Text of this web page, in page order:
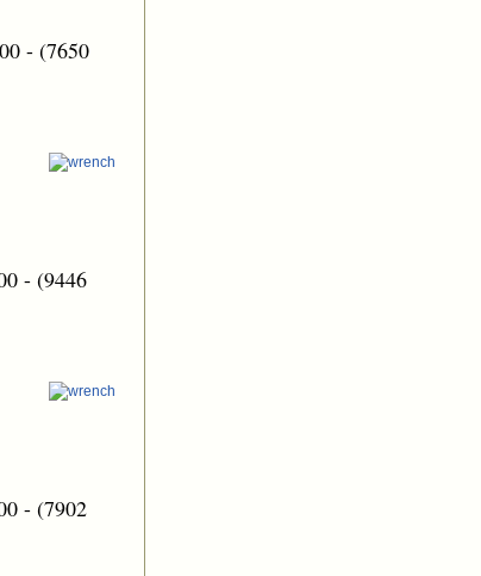
- (7650
- (9446
- (7902